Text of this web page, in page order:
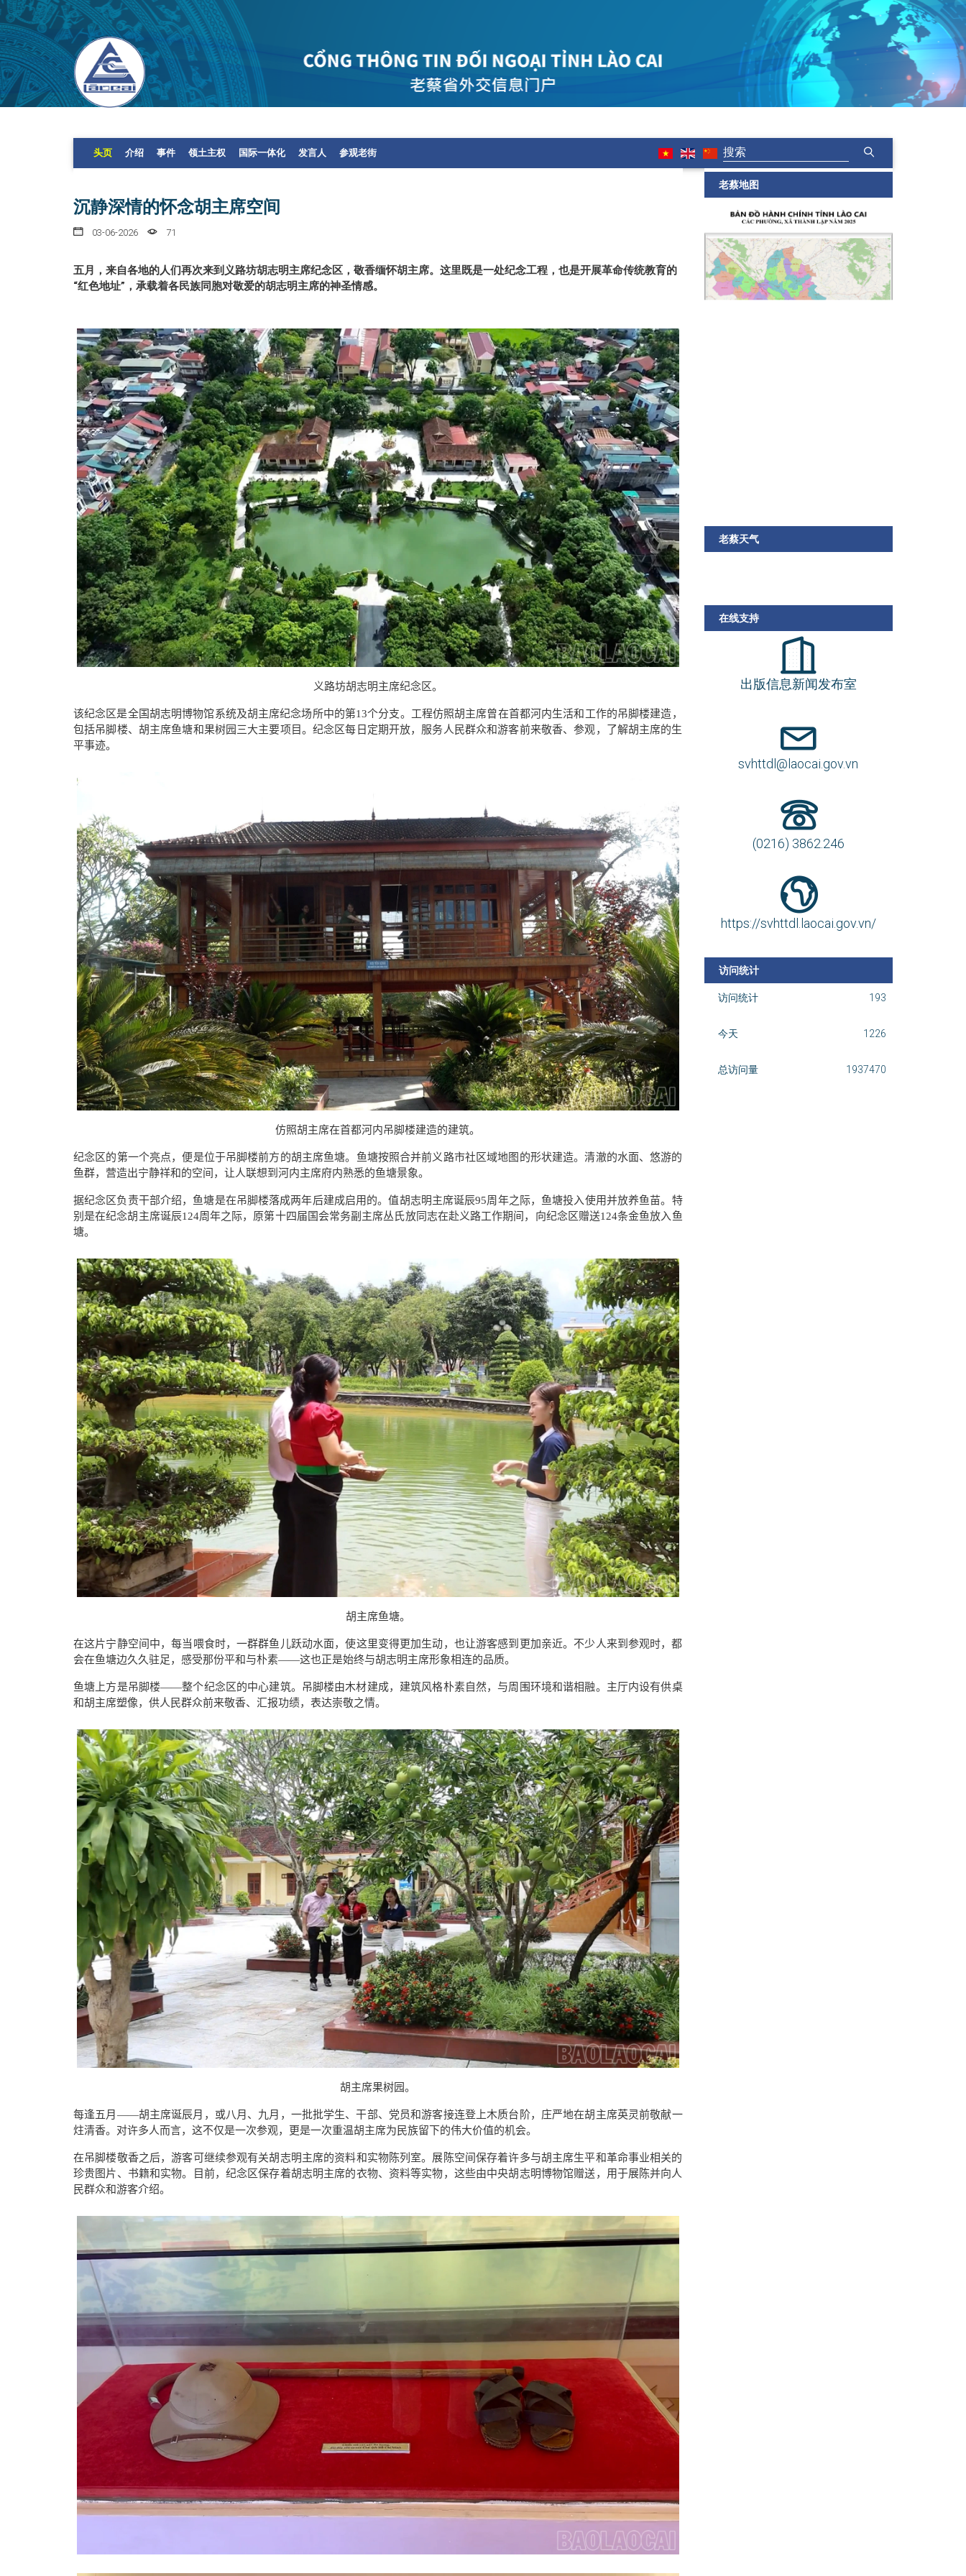
头页 介绍 事件 领土主权 国际一体化 发言人 参观老街
沉静深情的怀念胡主席空间
03-06-2026 71
五月，来自各地的人们再次来到义路坊胡志明主席纪念区，敬香缅怀胡主席。这里既是一处纪念工程，也是开展革命传统教育的
“红色地址”，承载着各民族同胞对敬爱的胡志明主席的神圣情感。
义路坊胡志明主席纪念区。
该纪念区是全国胡志明博物馆系统及胡主席纪念场所中的第13个分支。工程仿照胡主席曾在首都河内生活和工作的吊脚楼建造，
包括吊脚楼、胡主席鱼塘和果树园三大主要项目。纪念区每日定期开放，服务人民群众和游客前来敬香、参观，了解胡主席的生
平事迹。
仿照胡主席在首都河内吊脚楼建造的建筑。
纪念区的第一个亮点，便是位于吊脚楼前方的胡主席鱼塘。鱼塘按照合并前义路市社区域地图的形状建造。清澈的水面、悠游的
鱼群，营造出宁静祥和的空间，让人联想到河内主席府内熟悉的鱼塘景象。
据纪念区负责干部介绍，鱼塘是在吊脚楼落成两年后建成启用的。值胡志明主席诞辰95周年之际，鱼塘投入使用并放养鱼苗。特
别是在纪念胡主席诞辰124周年之际，原第十四届国会常务副主席丛氏放同志在赴义路工作期间，向纪念区赠送124条金鱼放入鱼
塘。
胡主席鱼塘。
在这片宁静空间中，每当喂食时，一群群鱼儿跃动水面，使这里变得更加生动，也让游客感到更加亲近。不少人来到参观时，都
会在鱼塘边久久驻足，感受那份平和与朴素——这也正是始终与胡志明主席形象相连的品质。
鱼塘上方是吊脚楼——整个纪念区的中心建筑。吊脚楼由木材建成，建筑风格朴素自然，与周围环境和谐相融。主厅内设有供桌
和胡主席塑像，供人民群众前来敬香、汇报功绩，表达崇敬之情。
胡主席果树园。
每逢五月 ——胡主席诞辰月，或八月、九月，一批批学生、干部、党员和游客接连登上木质台阶，庄严地在胡主席英灵前敬献一
炷清香。对许多人而言，这不仅是一次参观，更是一次重温胡主席为民族留下的伟大价值的机会。
在吊脚楼敬香之后，游客可继续参观有关胡志明主席的资料和实物陈列室。展陈空间保存着许多与胡主席生平和革命事业相关的
珍贵图片、书籍和实物。目前，纪念区保存着胡志明主席的衣物、资料等实物，这些由中央胡志明博物馆赠送，用于展陈并向人
民群众和游客介绍。
老蔡地图
老蔡天气
在线支持
出版信息新闻发布室
svhttdl@laocai.gov.vn
(0216) 3862.246
https://svhttdl.laocai.gov.vn/
访问统计
访问统计 193
今天 1226
总访问量 1937470